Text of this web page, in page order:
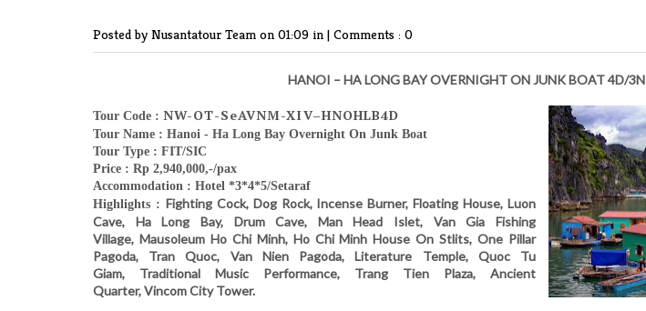
Posted by Nusantatour Team on 01:09 in | Comments : 0
HANOI – HA LONG BAY OVERNIGHT ON JUNK BOAT 4D/3N
Tour Code : NW-OT-SeAVNM-XIV–HNOHLB4D
Tour Name : Hanoi - Ha Long Bay Overnight On Junk Boat
Tour Type : FIT/SIC
Price : Rp 2,940,000,-/pax
Accommodation : Hotel *3*4*5/Setaraf
Highlights : Fighting Cock, Dog Rock, Incense Burner,Floating House,Luon
Cave,
Ha Long Bay, Drum Cave, Man Head Islet, Van Gia Fishing
Village, Mausoleum Ho Chi Minh,Ho Chi Minh House On Stlits,One Pillar
Pagoda, Tran Quoc, Van Nien Pagoda,Literature Temple, Quoc Tu
Giam, Traditional Music Performance, Trang Tien Plaza, Ancient
Quarter,Vincom City Tower.